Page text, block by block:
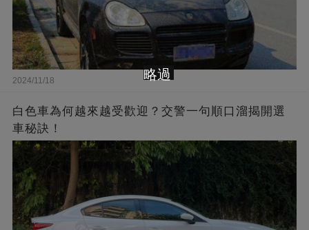
2024/11/18
白色車為何越來越受歡迎？交警一句順口溜揭開選
車秘訣！
略過